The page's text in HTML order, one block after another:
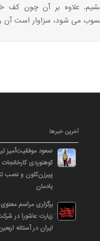
علاوه بر آن چون کف
می شود، سزاوار است آن را
آخرین خبرها
صعود موفقیت‌آمیز
کوهنوردی
پیرزن‌کلون و نصب
یادمان
برگزاری مراسم
زیارت عاشورا در
ایران در آستانه